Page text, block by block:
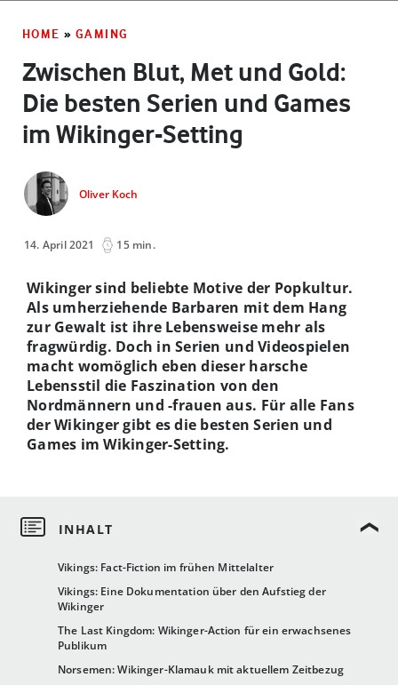
HOME » GAMING
Zwischen Blut, Met und Gold:
Die besten Serien und Games
im Wikinger-Setting
Oliver Koch
14. April 2021 15 min.
Vikings: Fact-Fiction im frühen Mittelalter
Vikings: Eine Dokumentation über den Aufstieg der
Wikinger
The Last Kingdom: Wikinger-Action für ein erwachsenes
Publikum
Norsemen: Wikinger-Klamauk mit aktuellem Zeitbezug
Wikinger sind beliebte Motive der Popkultur.
Als umherziehende Barbaren mit dem Hang
zur Gewalt ist ihre Lebensweise mehr als
fragwürdig. Doch in Serien und Videospielen
macht womöglich eben dieser harsche
Lebensstil die Faszination von den
Nordmännern und -frauen aus. Für alle Fans
der Wikinger gibt es die besten Serien und
Games im Wikinger-Setting.